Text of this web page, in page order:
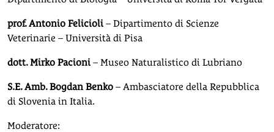
prof. Antonio Felicioli – Dipartimento di Scienze
Veterinarie – Università di Pisa
dott. Mirko Pacioni – Museo Naturalistico di Lubriano
S.E. Amb. Bogdan Benko – Ambasciatore della Repubblica
di Slovenia in Italia.
Moderatore: